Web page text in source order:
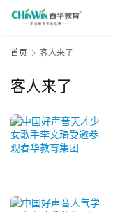
首页 客人来了
客人来了